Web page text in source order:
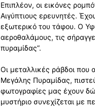
Επιπλέον, οι εικόνες
Αιγύπτιους ερευνητές.
εξωτερικό του τάφου. Ο
αεροθαλάμους, τις
πυραμίδας”.
Οι μεταλλικές ράβδοι που
Μεγάλης Πυραμίδας,
φωτογραφίες μας έχουν
μυστήριο συνεχίζεται με